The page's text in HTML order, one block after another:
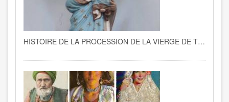
HISTOIRE DE LA PROCESSION DE LA VIERGE DE TRAPANI A LA GOULETTE